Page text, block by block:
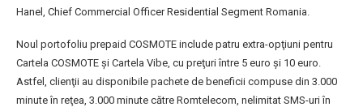
Hanel, Chief Commercial Officer Residential Segment Romania.
Noul portofoliu prepaid COSMOTE include patru extra-opţiuni pentru
Cartela COSMOTE şi Cartela Vibe, cu preţuri între 5 euro şi 10 euro.
Astfel, clienţii au disponibile pachete de beneficii compuse din 3.000
minute în reţea, 3.000 minute către Romtelecom, nelimitat SMS-uri în